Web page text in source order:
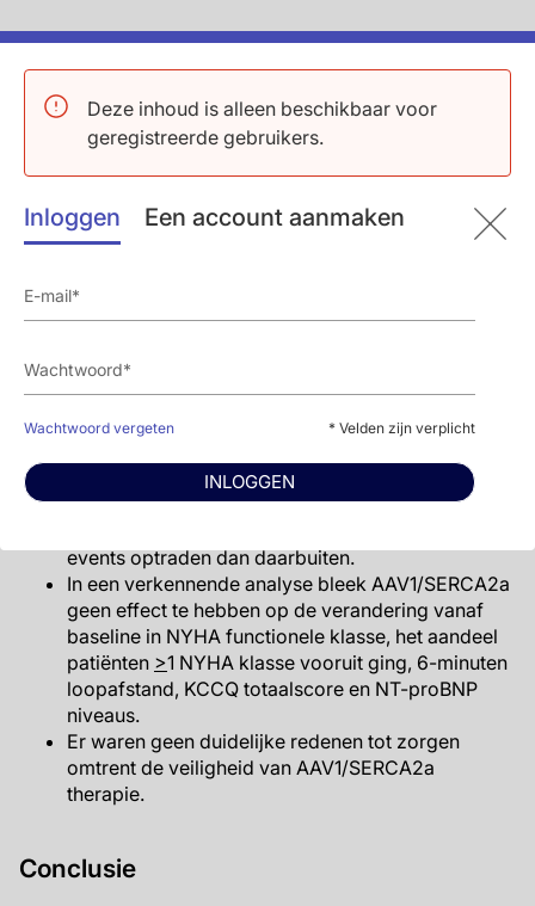
Deze inhoud is alleen beschikbaar voor
geregistreerde gebruikers.
Inloggen Een account aanmaken
Wachtwoord vergeten * Velden zijn verplicht
INLOGGEN
Het primaire effectiviteitseindpunt was tijd tot
recidief HF-gerelateerde ziekenhuisopname en
transplantatie, dMCS). Er werd geen verschil
gezien in het optreden van het primaire eindpunt
placebo, HR: 0.93, 95%CI:0.53-1.65, P=0.81).
Het secundaire effectiviteitseindpunt was tijd tot
HR: 1.27, 95%CI: 072-2.24, P=0.40).
Subgroepanalyse onthulde geen significante
interacties met het effect van behandeling op het
uitzondering van tekenen dat AAV1/SERCA2a
meer terminale events tot gevolg had in diabeten
events optraden dan daarbuiten.
In een verkennende analyse bleek AAV1/SERCA2a
geen effect te hebben op de verandering vanaf
baseline in NYHA functionele klasse, het aandeel
patiënten >1 NYHA klasse vooruit ging, 6-minuten
loopafstand, KCCQ totaalscore en NT-proBNP
niveaus.
Er waren geen duidelijke redenen tot zorgen
omtrent de veiligheid van AAV1/SERCA2a
therapie.
Conclusie